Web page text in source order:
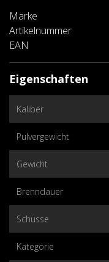
Marke
Artikelnummer
EAN
Eigenschaften
Kaliber
Pulvergewicht
Gewicht
Brenndauer
Schüsse
Kategorie